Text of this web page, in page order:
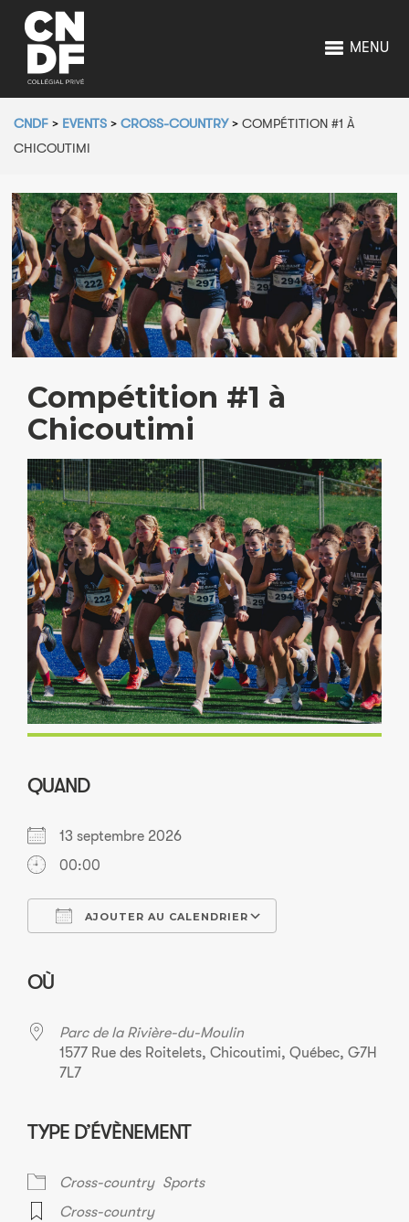
MENU
CNDF > EVENTS > CROSS-COUNTRY> COMPÉTITION #1 À
CHICOUTIMI
Compétition #1 à
Chicoutimi
QUAND
13 septembre 2026
00:00
AJOUTER AU CALENDRIER
OÙ
Parc de la Rivière-du-Moulin
1577 Rue des Roitelets, Chicoutimi, Québec, G7H
7L7
TYPE D’ÉVÈNEMENT
Cross-country Sports
Cross-country